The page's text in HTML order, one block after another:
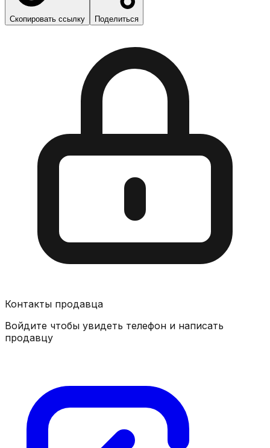
Скопировать ссылку Поделиться
Контакты продавца
Войдите чтобы увидеть телефон и написать
продавцу